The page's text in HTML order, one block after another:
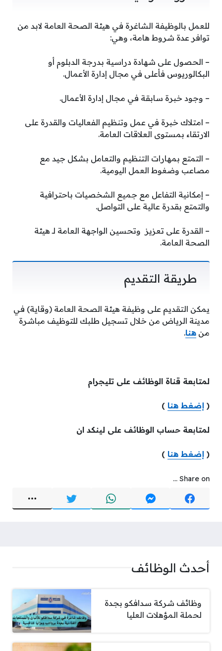
للعمل بالوظيفة الشاغرة في هيئة الصحة العامة لابد من
توافر عدة شروط هامة، وهي:
– الحصول على شهادة دراسية بدرجة الدبلوم أو
البكالوريوس فأعلى في مجال إدارة الأعمال.
– وجود خبرة سابقة في مجال إدارة الأعمال.
– امتلاك خبرة في عمل وتنظيم الفعاليات والقدرة على
الارتقاء بمستوى العلاقات العامة.
– التمتع بمهارات التنظيم والتعامل بشكل جيد مع
مصاعب وضغوط العمل اليومية.
– إمكانية التفاعل مع جميع الشخصيات باحترافية
والتمتع بقدرة عالية على التواصل.
– القدرة على تعزيز وتحسين الواجهة العامة لـ هيئة
الصحة العامة.
طريقة التقديم
يمكن التقديم على وظيفة هيئة الصحة العامة (وقاية) في
مدينة الرياض من خلال تسجيل طلبك للتوظيف مباشرة
من هنا.
لمتابعة قناة الوظائف على تليجرام
( إضغط هنا )
لمتابعة حساب الوظائف على لينكد ان
( إضغط هنا )
Share on ...
أحدث الوظائف
وظائف شركة سدافكو بجدة
لحملة المؤهلات العليا